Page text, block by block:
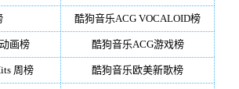
酷狗音乐ACG VOCALOID榜
画榜 酷狗音乐ACG游戏榜
周榜 酷狗音乐欧美新歌榜